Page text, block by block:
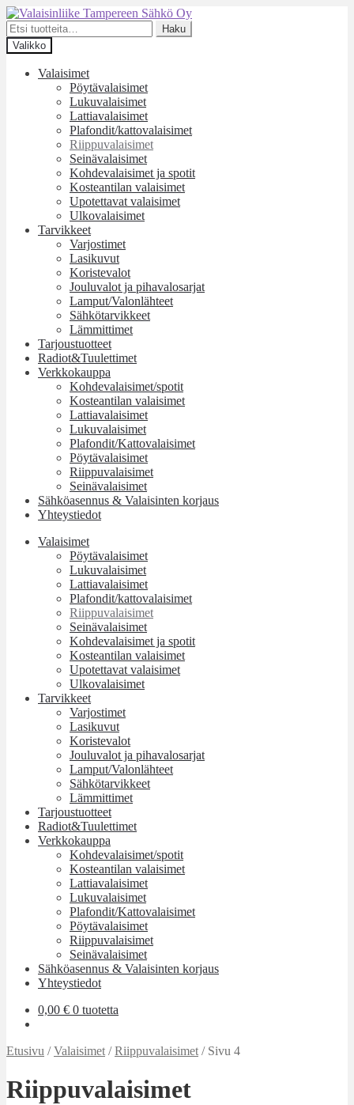
Siirry
navigointiin
Siirry
sisältöön
Etsi:
Haku
Valikko
Valaisimet
Pöytävalaisimet
Lukuvalaisimet
Lattiavalaisimet
Plafondit/kattovalaisimet
Riippuvalaisimet
Seinävalaisimet
Kohdevalaisimet ja spotit
Kosteantilan valaisimet
Upotettavat valaisimet
Ulkovalaisimet
Tarvikkeet
Varjostimet
Lasikuvut
Koristevalot
Jouluvalot ja pihavalosarjat
Lamput/Valonlähteet
Sähkötarvikkeet
Lämmittimet
Tarjoustuotteet
Radiot&Tuulettimet
Verkkokauppa
Kohdevalaisimet/spotit
Kosteantilan valaisimet
Lattiavalaisimet
Lukuvalaisimet
Plafondit/Kattovalaisimet
Pöytävalaisimet
Riippuvalaisimet
Seinävalaisimet
Sähköasennus & Valaisinten korjaus
Yhteystiedot
Valaisimet
Pöytävalaisimet
Lukuvalaisimet
Lattiavalaisimet
Plafondit/kattovalaisimet
Riippuvalaisimet
Seinävalaisimet
Kohdevalaisimet ja spotit
Kosteantilan valaisimet
Upotettavat valaisimet
Ulkovalaisimet
Tarvikkeet
Varjostimet
Lasikuvut
Koristevalot
Jouluvalot ja pihavalosarjat
Lamput/Valonlähteet
Sähkötarvikkeet
Lämmittimet
Tarjoustuotteet
Radiot&Tuulettimet
Verkkokauppa
Kohdevalaisimet/spotit
Kosteantilan valaisimet
Lattiavalaisimet
Lukuvalaisimet
Plafondit/Kattovalaisimet
Pöytävalaisimet
Riippuvalaisimet
Seinävalaisimet
Sähköasennus & Valaisinten korjaus
Yhteystiedot
0,00 € 0 tuotetta
Etusivu /Valaisimet /Riippuvalaisimet / Sivu 4
Riippuvalaisimet